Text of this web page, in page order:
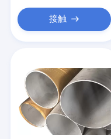
接触